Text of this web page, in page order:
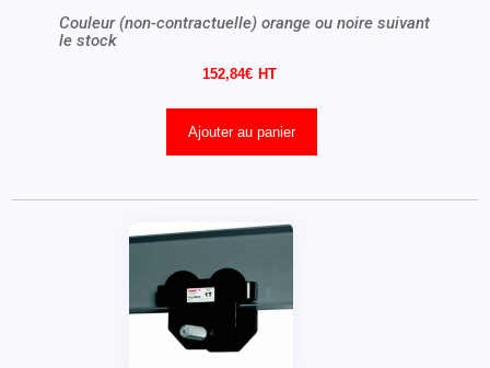
Couleur (non-contractuelle) orange ou noire suivant
le stock
152,84€
Ajouter au panier